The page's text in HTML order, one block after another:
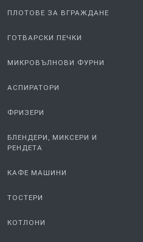
ПЛОТОВЕ ЗА ВГРАЖДАНЕ
ГОТВАРСКИ ПЕЧКИ
МИКРОВЪЛНОВИ ФУРНИ
АСПИРАТОРИ
ФРИЗЕРИ
БЛЕНДЕРИ, МИКСЕРИ И
РЕНДЕТА
КАФЕ МАШИНИ
ТОСТЕРИ
КОТЛОНИ